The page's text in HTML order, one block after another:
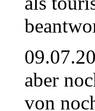
aber
von